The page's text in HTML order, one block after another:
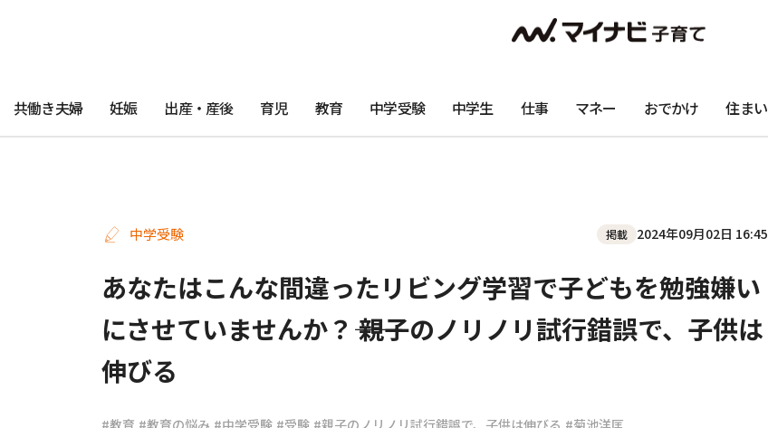
共働き夫婦 妊娠 出産・産後 育児 教育 中学受験 中学生 仕事 マネー おでかけ 住まい
中学受験 掲載 2024年09月02日 16:45
あなたはこんな間違ったリビング学習で子どもを勉強嫌い
にさせていませんか？―― 親子のノリノリ試行錯誤で、子供は
伸びる
#教育 #教育の悩み #中学受験 #受験 #親子のノリノリ試行錯誤で、子供は伸びる #菊池洋匡